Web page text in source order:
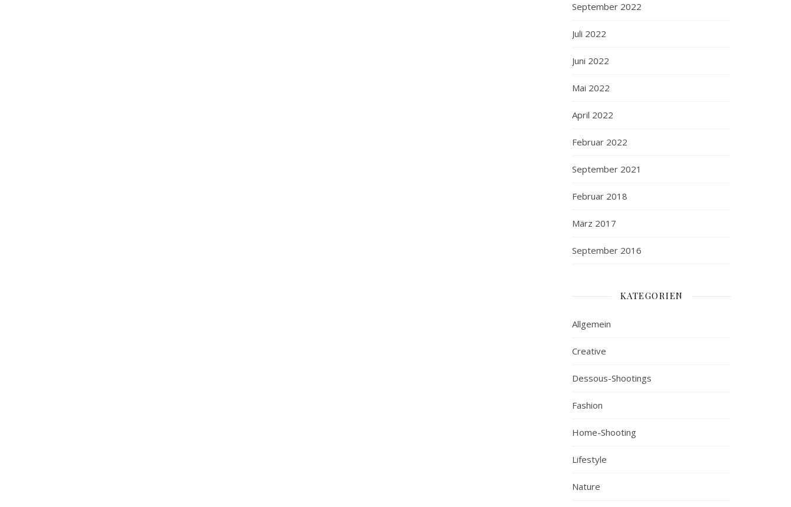
September 2022
Juli 2022
Juni 2022
Mai 2022
April 2022
Februar 2022
September 2021
Februar 2018
März 2017
September 2016
KATEGORIEN
Allgemein
Creative
Dessous-Shootings
Fashion
Home-Shooting
Lifestyle
Nature